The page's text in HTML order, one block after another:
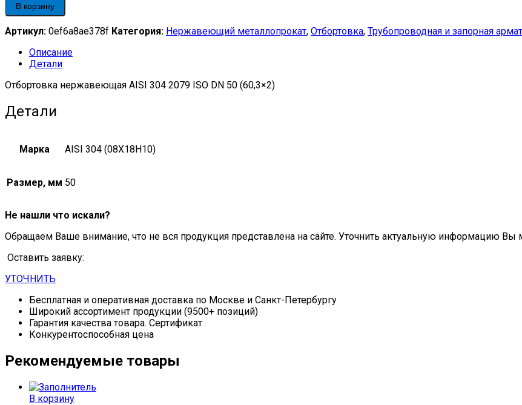
В корзину
Артикул: 0ef6a8ae378f Категория: Нержавеющий металлопрокат, Отбортовка, Трубопроводная и запорная
Описание
Детали
Отбортовка нержавеющая AISI 304 2079 ISO DN 50 (60,3×2)
Детали
Марка AISI 304 (08Х18Н10)
Размер, мм 50
Не нашли что искали?
Обращаем Ваше внимание, что не вся продукция представлена на сайте. Уточнить актуальную информацию Вы
Оставить заявку:
УТОЧНИТЬ
Бесплатная и оперативная доставка по Москве и Санкт-Петербургу
Широкий ассортимент продукции (9500+ позиций)
Гарантия качества товара. Сертификат
Конкурентоспособная цена
Рекомендуемые товары
В корзину